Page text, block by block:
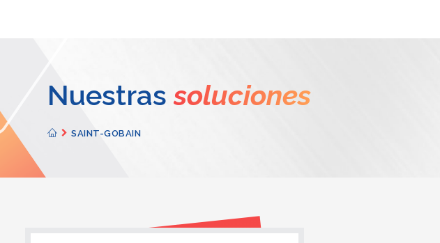
Nuestras soluciones
SAINT-GOBAIN